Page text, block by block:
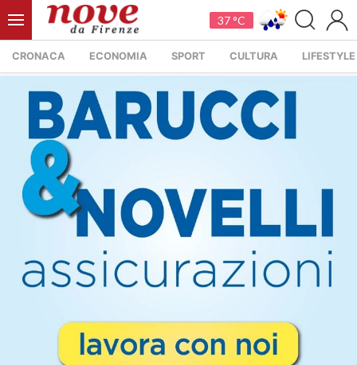
37 °C
CRONACA ECONOMIA SPORT CULTURA LIFESTYLE